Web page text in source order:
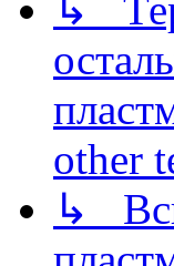
other
↳